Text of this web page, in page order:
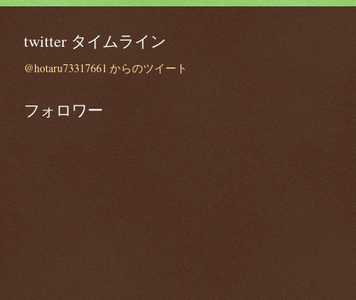
twitter タイムライン
@hotaru73317661 からのツイート
フォロワー